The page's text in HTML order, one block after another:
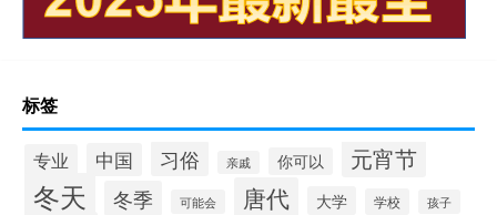
标签
专业 中国 习俗 亲戚 你可以 元宵节
冬天 冬季 可能会 唐代 大学 学校 孩子